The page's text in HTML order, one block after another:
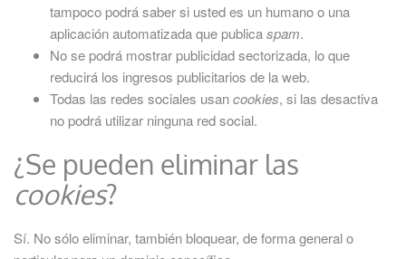
tampoco podrá saber si usted es un humano o una
aplicación automatizada que publicaspam.
No se podrá mostrar publicidad sectorizada, lo que
reducirá los ingresos publicitarios de la web.
Todas las redes sociales usancookies, si las desactiva
no podrá utilizar ninguna red social.
¿Se pueden eliminar las
cookies?
Sí. No sólo eliminar, también bloquear, de forma general o